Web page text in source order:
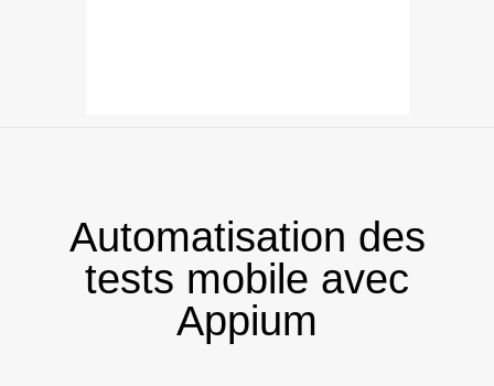
Automatisation des
tests mobile avec
Appium